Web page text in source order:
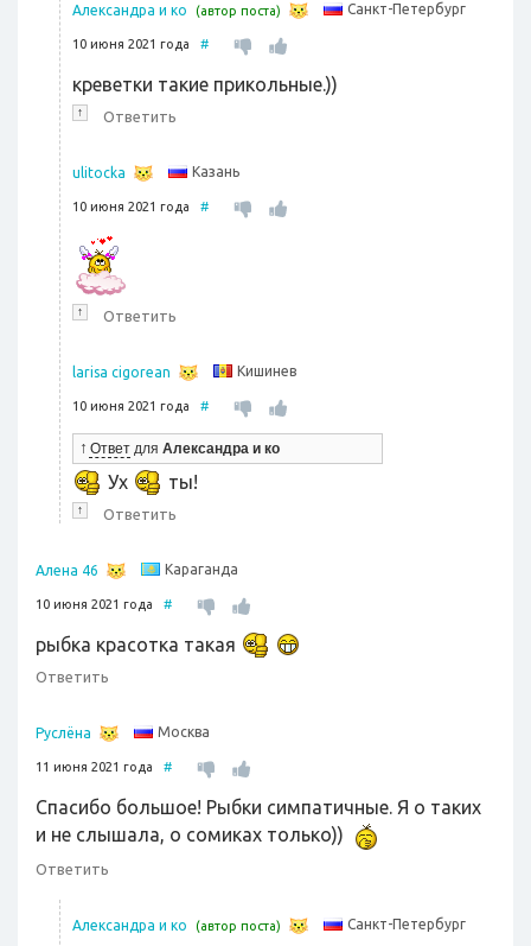
Александра и ко (автор поста) Санкт-Петербург
10 июня 2021 года #
креветки такие прикольные.))
↑ Ответить
ulitocka Казань
10 июня 2021 года #
↑ Ответить
larisa cigorean Кишинев
10 июня 2021 года #
↑ Ответ для Александра и ко
Ух ты!
↑ Ответить
Алена 46 Караганда
10 июня 2021 года #
рыбка красотка такая
Ответить
Руслёна Москва
11 июня 2021 года #
Спасибо большое! Рыбки симпатичные. Я о таких
и не слышала, о сомиках только))
Ответить
Александра и ко (автор поста) Санкт-Петербург